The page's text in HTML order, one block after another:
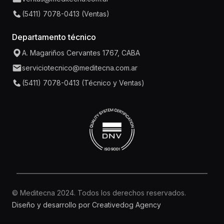
(5411) 7078-0413 (Ventas)
Departamento técnico
A. Magariños Cervantes 1767, CABA
serviciotecnico@meditecna.com.ar
(5411) 7078-0413 (Técnico y Ventas)
© Meditecna 2024. Todos los derechos reservados.
Diseño y desarrollo por Creativedog Agency